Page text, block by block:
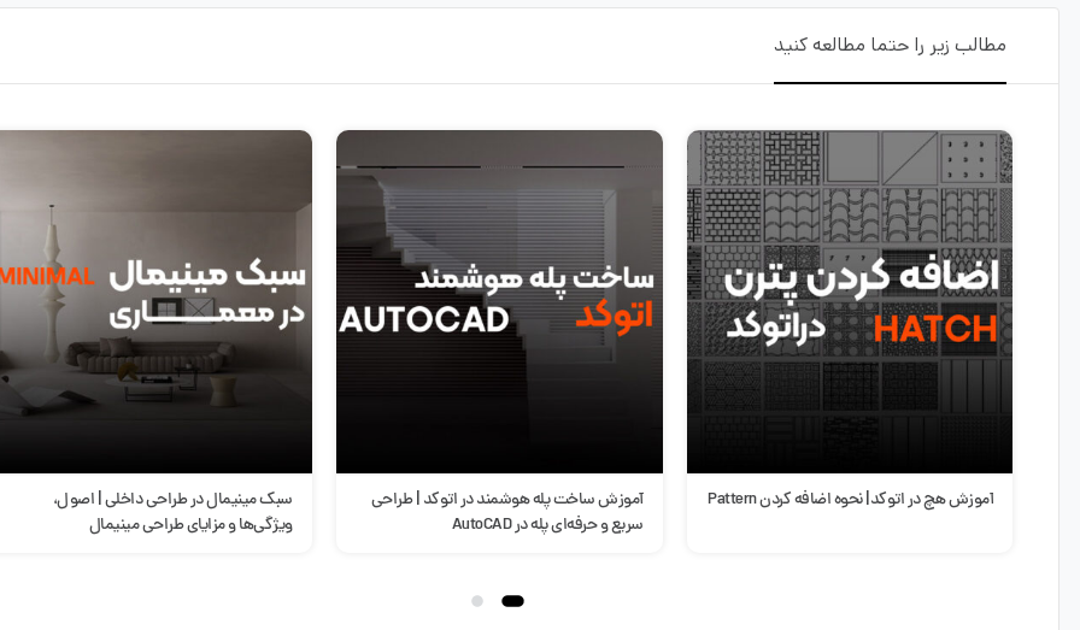
مطالب زیر را حتما مطالعه کنید
آموزش ساخت پله هوشمند در اتوکد | طراحی
سبک مینیمال در طراحی داخلی | اصول،
ویژگی‌ها و مزایای طراحی مینیمال
آموزش تنظیمات اتوکد(پنجره آپشن)